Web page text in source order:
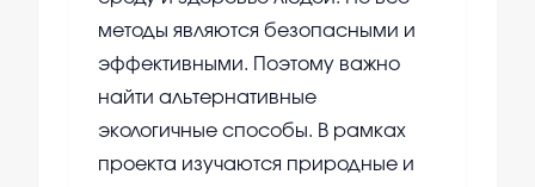
методы являются безопасными и
эффективными. Поэтому важно
найти альтернативные
экологичные способы. В рамках
проекта изучаются природные и